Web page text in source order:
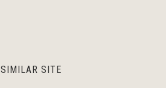
SIMILAR SITE